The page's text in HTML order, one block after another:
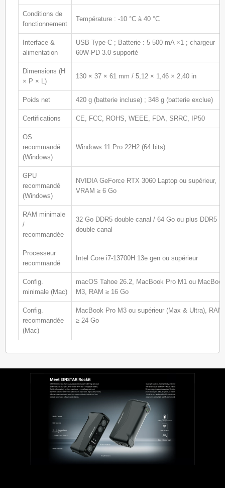
Conditions de
fonctionnement
Température : -10 °C à 40 °C
Interface &
alimentation
USB Type‑C ; Batterie : 5 500 mA ×1 ; chargeur
60W‑PD 3.0 supporté
Dimensions (H
× P × L)
130 × 37 × 61 mm / 5,12 × 1,46 × 2,40 in
Poids net 420 g (batterie incluse) ; 348 g (batterie exclue)
Certifications CE, FCC, ROHS, WEEE, FDA, SRRC, IP50
OS
recommandé
(Windows)
Windows 11 Pro 22H2 (64 bits)
GPU
recommandé
(Windows)
NVIDIA GeForce RTX 3060 Laptop ou supérieur,
VRAM ≥ 6 Go
RAM minimale
/
recommandée
32 Go DDR5 double canal / 64 Go ou plus DDR5
double canal
Processeur
recommandé
Intel Core i7‑13700H 13e gen ou supérieur
Config.
minimale (Mac)
macOS Tahoe 26.2, MacBook Pro M1 ou MacBook
M3, RAM ≥ 16 Go
Config.
recommandée
(Mac)
MacBook Pro M3 ou supérieur (Max & Ultra), RAM
≥ 24 Go